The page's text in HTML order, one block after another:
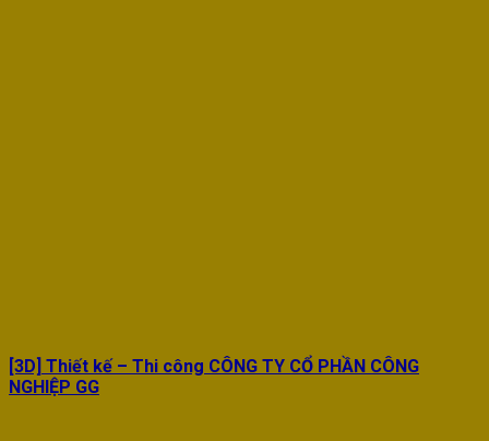
[3D] Thiết kế – Thi công CÔNG TY CỔ PHẦN CÔNG
NGHIỆP GG